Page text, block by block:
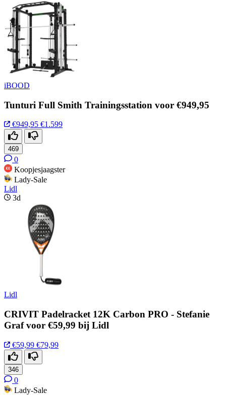
iBOOD
Tunturi Full Smith Trainingsstation voor €949,95
€949,95 €1.599
469
0
Koopjesjaagster
Lady-Sale
Lidl
3d
Lidl
CRIVIT Padelracket 12K Carbon PRO - Stefanie
Graf voor €59,99 bij Lidl
€59,99 €79,99
346
0
Lady-Sale